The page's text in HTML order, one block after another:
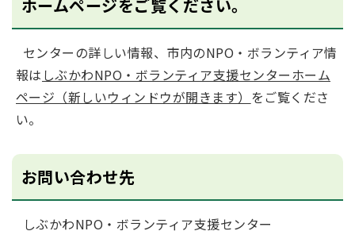
ホームページをご覧ください。
センターの詳しい情報、市内のNPO・ボランティア情
報は しぶかわNPO・ボランティア支援センターホーム
ページ（新しいウィンドウが開きます） をご覧くださ
い。
お問い合わせ先
しぶかわNPO・ボランティア支援センター